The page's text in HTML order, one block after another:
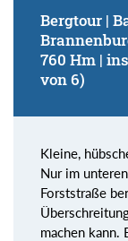
Bergtour |
760 Hm |
von 6)
Kleine,
Nur im
Forststraße
machen